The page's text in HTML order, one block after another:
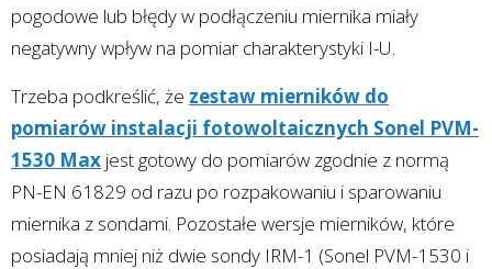
pogodowe lub błędy w podłączeniu miernika miały
negatywny wpływ na pomiar charakterystyki I-U.
Trzeba podkreślić, że zestaw mierników do
pomiarów instalacji fotowoltaicznych Sonel PVM-
1530 Max jest gotowy do pomiarów zgodnie z normą
PN-EN 61829 od razu po rozpakowaniu i sparowaniu
miernika z sondami. Pozostałe wersje mierników, które
posiadają mniej niż dwie sondy IRM-1 (Sonel PVM-1530 i